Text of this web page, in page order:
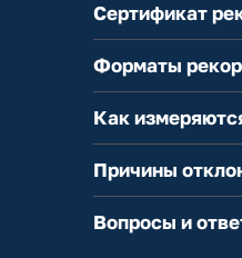
Сертификат
Форматы
Как
Причины
Вопросы и